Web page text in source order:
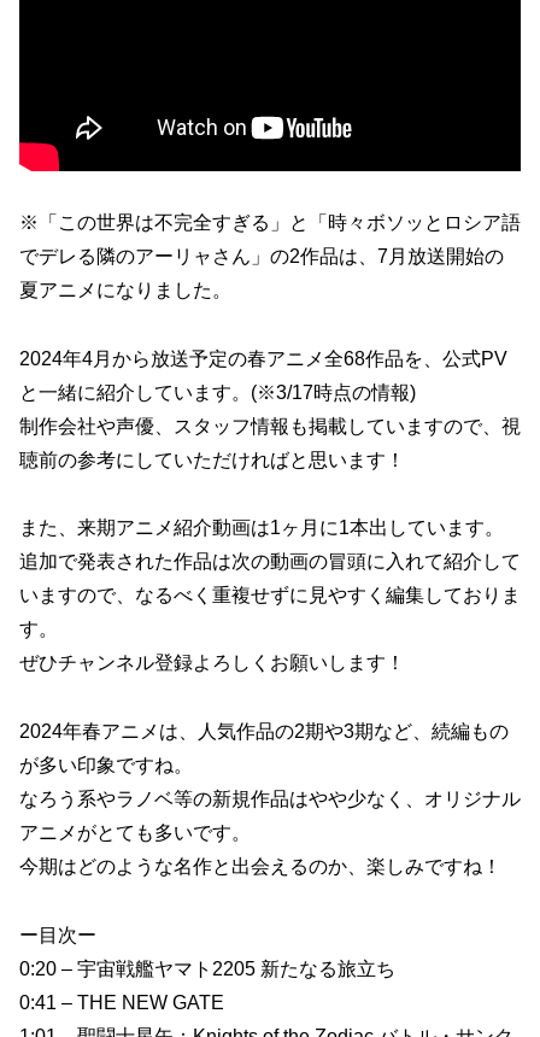
※「この世界は不完全すぎる」と「時々ボソッとロシア語
でデレる隣のアーリャさん」の2作品は、7月放送開始の
夏アニメになりました。
2024年4月から放送予定の春アニメ全68作品を、公式PV
と一緒に紹介しています。(※3/17時点の情報)
制作会社や声優、スタッフ情報も掲載していますので、視
聴前の参考にしていただければと思います！
また、来期アニメ紹介動画は1ヶ月に1本出しています。
追加で発表された作品は次の動画の冒頭に入れて紹介して
いますので、なるべく重複せずに見やすく編集しておりま
す。
ぜひチャンネル登録よろしくお願いします！
2024年春アニメは、人気作品の2期や3期など、続編もの
が多い印象ですね。
なろう系やラノベ等の新規作品はやや少なく、オリジナル
アニメがとても多いです。
今期はどのような名作と出会えるのか、楽しみですね！
ー目次ー
0:20 – 宇宙戦艦ヤマト2205 新たなる旅立ち
0:41 – THE NEW GATE